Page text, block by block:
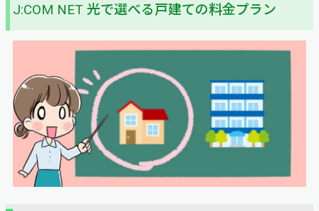
J:COM NET 光で選べる戸建ての料金プラン